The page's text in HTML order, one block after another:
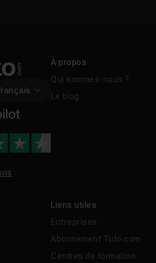
Création d'une interface utilisateur
À propos
Qui sommes-nous ?
Le blog
Liens utiles
Entreprises
Abonnement Tuto.com
Centres de formation